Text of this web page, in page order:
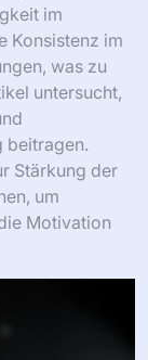
im
Konsistenz im
was zu
untersucht,
beitragen.
Stärkung der
um
Motivation